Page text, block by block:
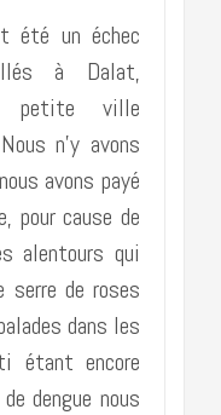
été un échec
à Dalat,
petite ville
n’y avons
avons payé
pour cause de
alentours qui
de roses
dans les
étant encore
dengue nous